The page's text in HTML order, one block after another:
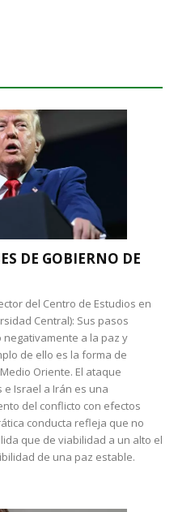
DE GOBIERNO DE
del Centro de Estudios en
Central): Sus pasos
a la paz y
de ello es la forma de
Oriente. El ataque
e Israel a Irán es una
del conflicto con efectos
conducta refleja que no
que de viabilidad a un alto el
de una paz estable.